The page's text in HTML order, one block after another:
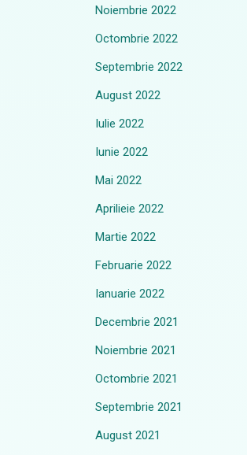
Noiembrie 2022
Octombrie 2022
Septembrie 2022
August 2022
Iulie 2022
Iunie 2022
Mai 2022
Aprilieie 2022
Martie 2022
Februarie 2022
Ianuarie 2022
Decembrie 2021
Noiembrie 2021
Octombrie 2021
Septembrie 2021
August 2021